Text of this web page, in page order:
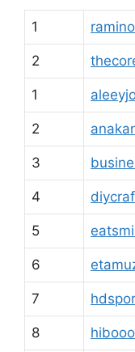
1
2
1
2
3
4
5
6
7
8